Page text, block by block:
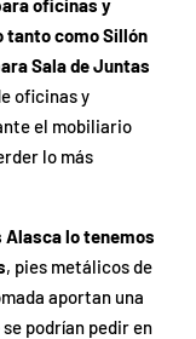
oficinas y
tanto como Sillón
Sala de Juntas
oficinas y
el mobiliario
lo más
Alasca lo tenemos
, pies metálicos de
aportan una
podrían pedir en